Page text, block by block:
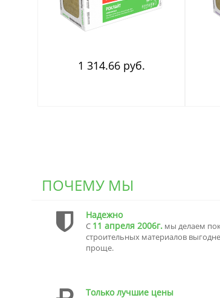
1 314.66 руб.
ПОЧЕМУ МЫ
Надежно
С 11 апреля 2006г. мы делаем
строительных материалов
проще.
Только лучшие цены